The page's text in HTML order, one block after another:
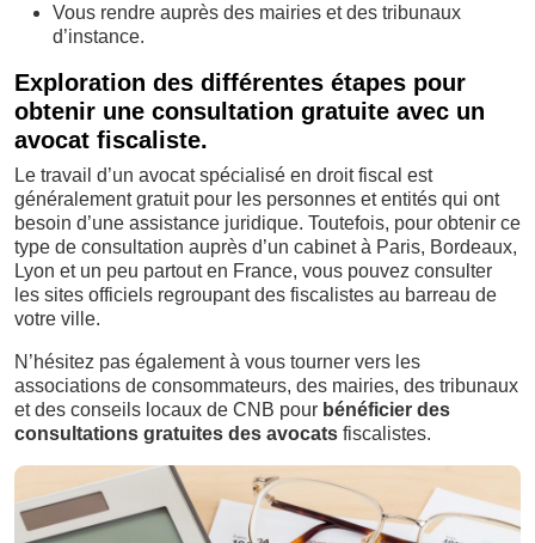
Vous rendre auprès des mairies et des tribunaux
d’instance.
Exploration des différentes étapes pour
obtenir une consultation gratuite avec un
avocat fiscaliste.
Le travail d’un avocat spécialisé en droit fiscal est
généralement gratuit pour les personnes et entités qui ont
besoin d’une assistance juridique. Toutefois, pour obtenir ce
type de consultation auprès d’un cabinet à Paris, Bordeaux,
Lyon et un peu partout en France, vous pouvez consulter
les sites officiels regroupant des fiscalistes au barreau de
votre ville.
N’hésitez pas également à vous tourner vers les
associations de consommateurs, des mairies, des tribunaux
et des conseils locaux de CNB pour bénéficier des
consultations gratuites des avocats fiscalistes.